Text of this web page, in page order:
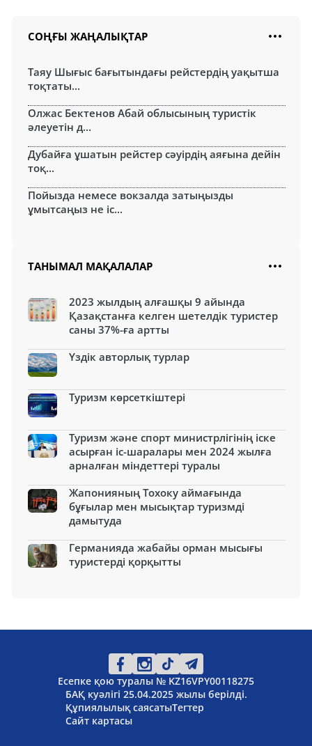
СОҢҒЫ ЖАҢАЛЫҚТАР
Таяу Шығыс бағытындағы рейстердің уақытша
тоқтаты...
Олжас Бектенов Абай облысының туристік
әлеуетін д...
Дубайға ұшатын рейстер сәуірдің аяғына дейін
тоқ...
Пойызда немесе вокзалда затыңызды
ұмытсаңыз не іс...
ТАНЫМАЛ МАҚАЛАЛАР
2023 жылдың алғашқы 9 айында
Қазақстанға келген шетелдік туристер
саны 37%-ға артты
Үздік авторлық турлар
Туризм көрсеткіштері
Туризм және спорт министрлігінің іске
асырған іс-шаралары мен 2024 жылға
арналған міндеттері туралы
Жапонияның Тохоку аймағында
бұғылар мен мысықтар туризмді
дамытуда
Германияда жабайы орман мысығы
туристерді қорқытты
Есепке қою туралы № KZ16VPY00118275
БАҚ куәлігі 25.04.2025 жылы берілді.
Құпиялылық саясатыТегтер
Сайт картасы